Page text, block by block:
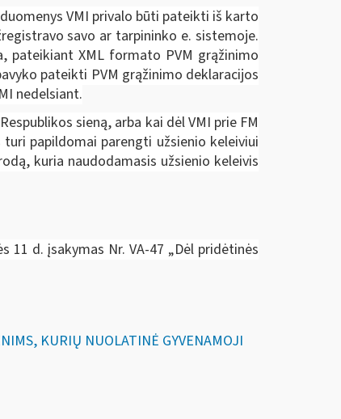
VMI privalo būti pateikti iš karto
savo ar tarpininko e. sistemoje.
pateikiant XML formato PVM grąžinimo
pateikti PVM grąžinimo deklaracijos
nedelsiant.
sieną, arba kai dėl VMI prie FM
papildomai parengti užsienio keleiviui
kuria naudodamasis užsienio keleivis
d. įsakymas Nr. VA-47 „Dėl pridėtinės
KURIŲ NUOLATINĖ GYVENAMOJI